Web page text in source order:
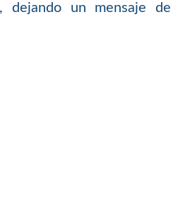
dejando un mensaje de